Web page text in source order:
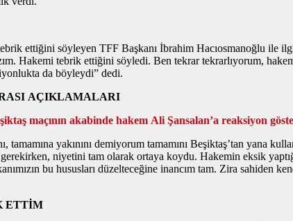
tebrik ettiğini söyleyen TFF Başkanı İbrahim Hacıosmanoğlu
Hakemi tebrik ettiğini söyledi. Ben tekrar tekrarlıyorum,
da böyleydi” dedi.
AÇIKLAMALARI
maçının akabinde hakem Ali Şansalan’a reaksiyon
tamamına yakınını demiyorum tamamını Beşiktaş’tan yana
niyetini tam olarak ortaya koydu. Hakemin eksik
bu hususları düzelteceğine inancım tam. Zira sahiden
ETTİM